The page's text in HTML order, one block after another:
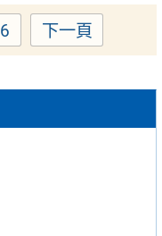
Page
6 下一頁